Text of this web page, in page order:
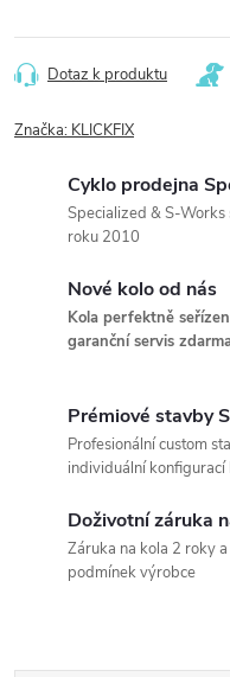
cena:
Dotaz k produktu
Značka: KLICKFIX
Cyklo prodejna
Specialized & S-
roku 2010
Nové kolo od nás
Kola perfektně
garanční servis
Prémiové stavby
Profesionální custom
individuální konfigurací
Doživotní záruka
Záruka na kola 2 roky
podmínek výrobce